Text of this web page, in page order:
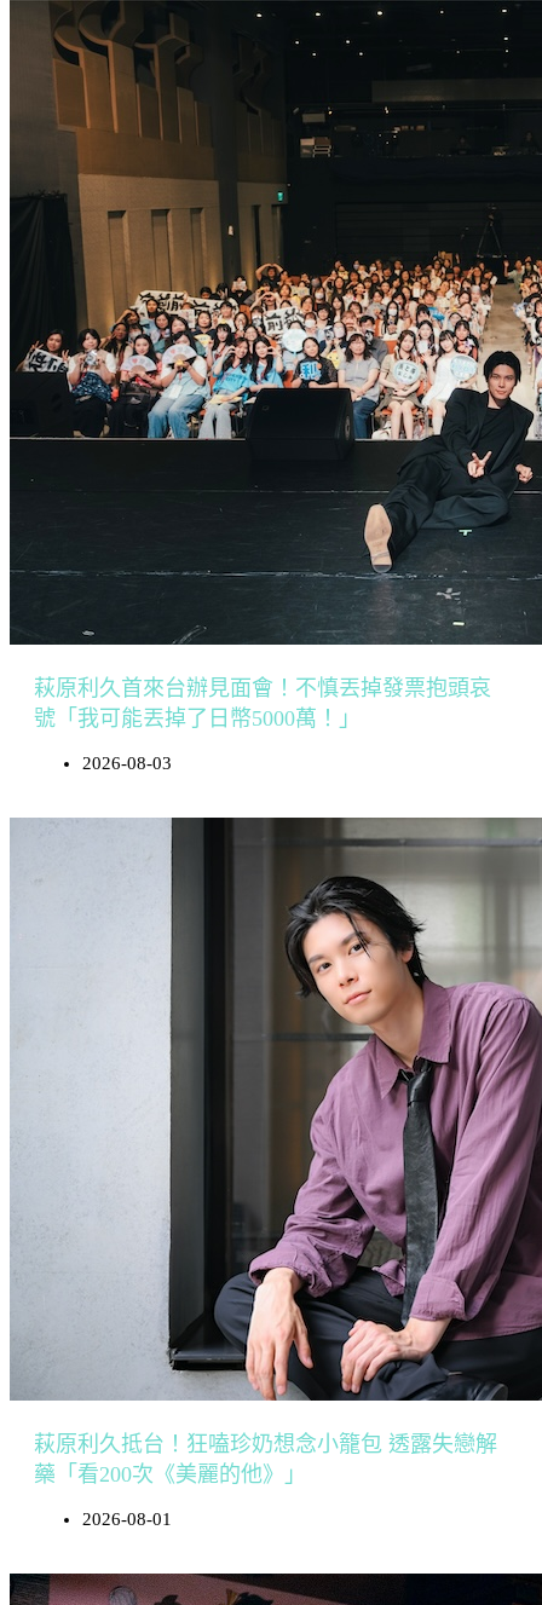
萩原利久首來台辦見面會！不慎丟掉發票抱頭哀
號「我可能丟掉了日幣5000萬！」
2026-08-03
萩原利久抵台！狂嗑珍奶想念小籠包 透露失戀解
藥「看200次《美麗的他》」
2026-08-01